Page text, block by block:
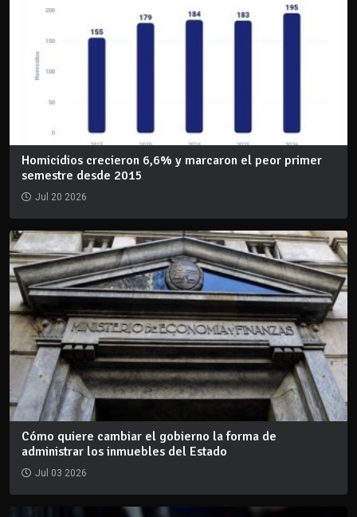
Homicidios crecieron 6,6% y marcaron el peor primer
semestre desde 2015
Jul 20 2026
Cómo quiere cambiar el gobierno la forma de
administrar los inmuebles del Estado
Jul 03 2026